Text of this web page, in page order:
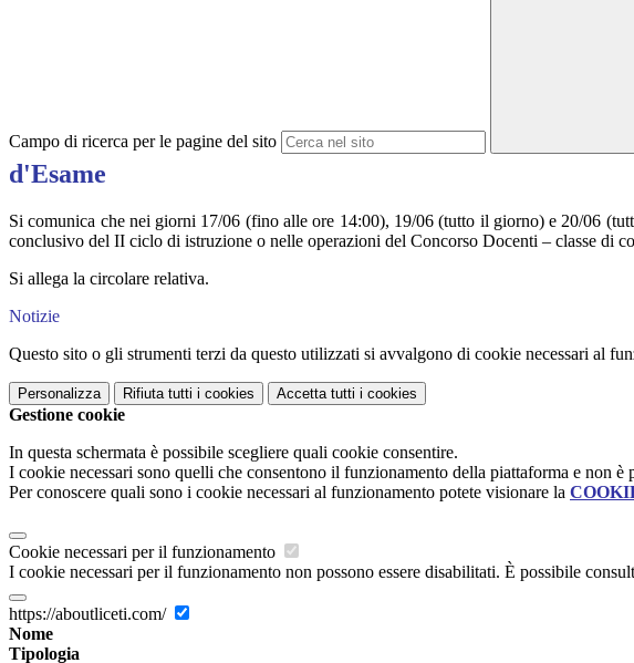
Campo di ricerca per le pagine del sito
d'Esame
Si comunica che nei giorni 17/06 (fino alle ore 14:00), 19/06 (tutto il giorno) e 20/06
conclusivo del II ciclo di istruzione o nelle operazioni del Concorso Docenti – classe di
Si allega la circolare relativa.
Notizie
Questo sito o gli strumenti terzi da questo utilizzati si avvalgono di cookie necessari al
Personalizza Rifiuta tutti i cookies Accetta tutti i cookies
Gestione cookie
In questa schermata è possibile scegliere quali cookie consentire.
I cookie necessari sono quelli che consentono il funzionamento della piattaforma e non è
Per conoscere quali sono i cookie necessari al funzionamento potete visionare la
Cookie necessari per il funzionamento
I cookie necessari per il funzionamento non possono essere disabilitati. È possibile
https://aboutliceti.com/
Nome
Tipologia